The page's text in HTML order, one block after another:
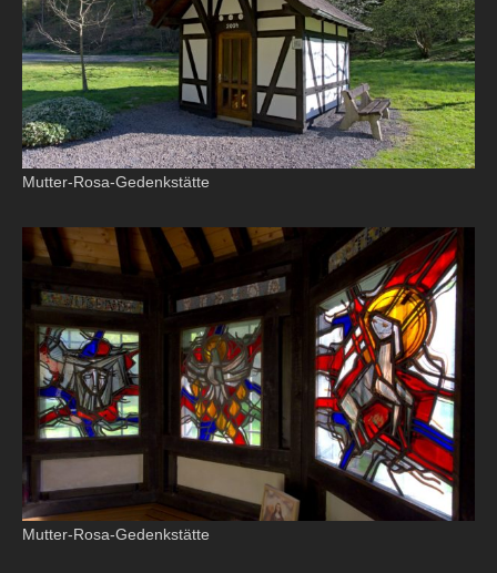
Mutter-Rosa-Gedenkstätte
Mutter-Rosa-Gedenkstätte